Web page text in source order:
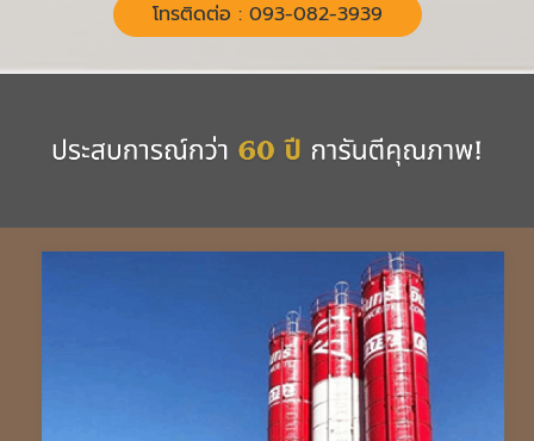
โทรติดต่อ : 093-082-3939